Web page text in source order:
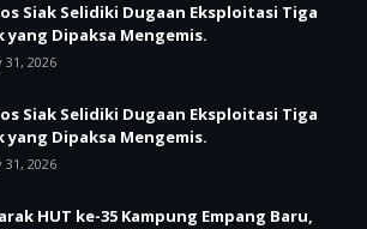
Siak Selidiki Dugaan Eksploitasi Tiga
yang Dipaksa Mengemis.
31, 2026
Siak Selidiki Dugaan Eksploitasi Tiga
yang Dipaksa Mengemis.
31, 2026
HUT ke-35 Kampung Empang Baru,